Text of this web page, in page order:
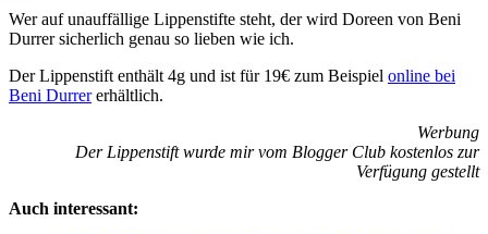
Wer auf unauffällige Lippenstifte steht, der wird Doreen von Beni
Durrer sicherlich genau so lieben wie ich.
Der Lippenstift enthält 4g und ist für 19€ zum Beispiel online bei
Beni Durrererhältlich.
Werbung
Der Lippenstift wurde mir vom Blogger Club kostenlos zur
Verfügung gestellt
Auch interessant: